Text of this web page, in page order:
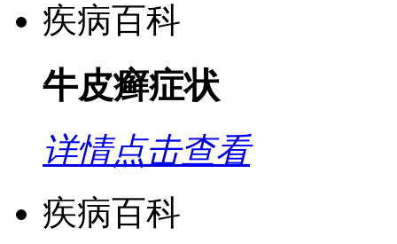
疾病百科
牛皮癣症状
详情点击查看
疾病百科